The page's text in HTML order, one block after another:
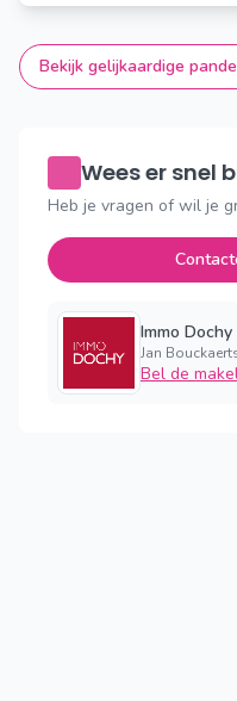
Bekijk gelijkaardige
Wees er snel
Heb je vragen of wil je
Immo Dochy
Jan
Bel de